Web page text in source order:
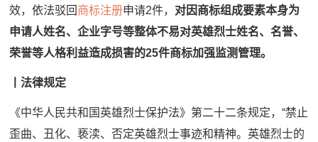
效，依法驳回 商标注册申请2件， 对因商标组成要素本身为
申请人姓名、企业字号等整体不易对英雄烈士姓名、名誉、
荣誉等人格利益造成损害的25件商标加强监测管理。
丨法律规定
《中华人民共和国英雄烈士保护法》第二十二条规定，“禁止
歪曲、丑化、亵渎、否定英雄烈士事迹和精神。英雄烈士的